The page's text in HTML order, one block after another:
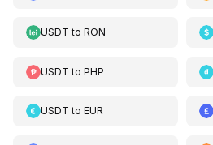
USDT to RON
USDT to PHP
USDT to EUR